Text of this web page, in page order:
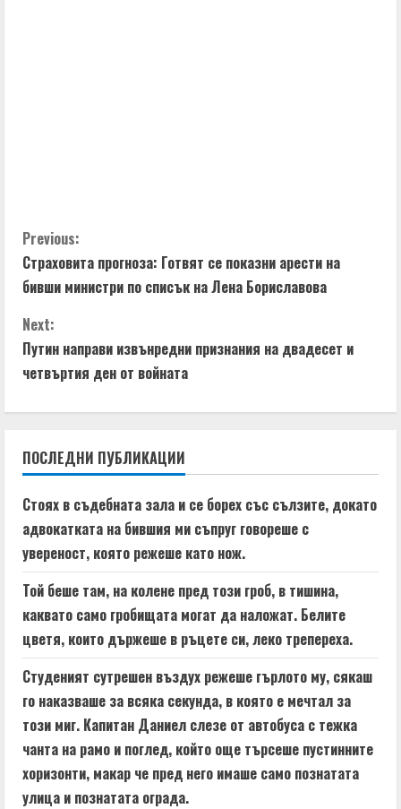
C
o
n
t
u
e
R
e
a
d
i
n
g
Previous:
Страховита прогноза: Готвят се показни арести на
бивши министри по списък на Лена Бориславова
Next:
Путин направи извънредни признания на двадесет и
четвъртия ден от войната
ПОСЛЕДНИ ПУБЛИКАЦИИ
Стоях в съдебната зала и се борех със сълзите, докато
адвокатката на бившия ми съпруг говореше с
увереност, която режеше като нож.
Той беше там, на колене пред този гроб, в тишина,
каквато само гробищата могат да наложат. Белите
цветя, които държеше в ръцете си, леко трепереха.
Студеният сутрешен въздух режеше гърлото му, сякаш
го наказваше за всяка секунда, в която е мечтал за
този миг. Капитан Даниел слезе от автобуса с тежка
чанта на рамо и поглед, който още търсеше пустинните
хоризонти, макар че пред него имаше само познатата
улица и познатата ограда.